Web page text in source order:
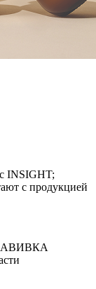
INSIGHT;
с продукцией